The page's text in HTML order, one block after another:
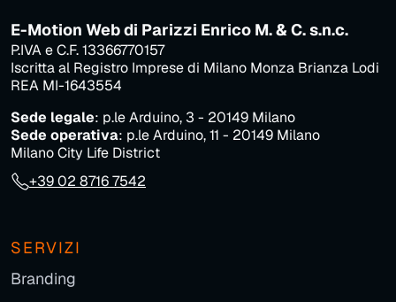
E-Motion Web di Parizzi Enrico M. & C. s.n.c.
P.IVA e C.F. 13366770157
Iscritta al Registro Imprese di Milano Monza Brianza Lodi
REA MI-1643554
Sede legale: p.le Arduino, 3 - 20149 Milano
Sede operativa: p.le Arduino, 11 - 20149 Milano
Milano City Life District
+39 02 8716 7542
SERVIZI
Branding